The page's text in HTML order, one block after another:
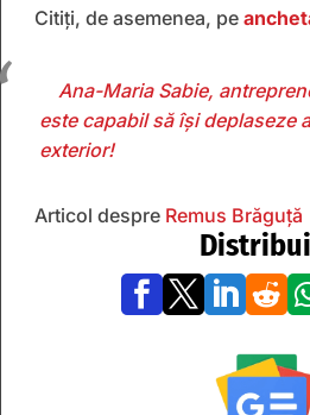
Citiți, de asemenea, pe
Ana-Maria Sabie,
este capabil să își deplaseze
exterior!
Articol despre Remus Brăguță
   